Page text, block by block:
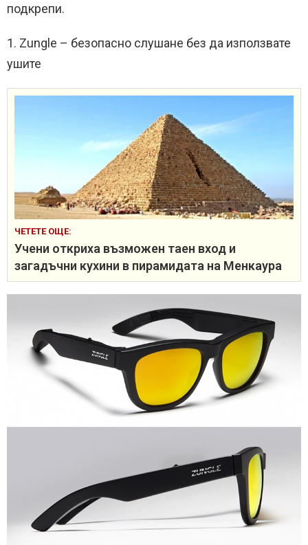
подкрепи.
1. Zungle – безопасно слушане без да използвате
ушите
ЧЕТЕТЕ ОЩЕ:
Учени откриха възможен таен вход и
загадъчни кухини в пирамидата на Менкаура